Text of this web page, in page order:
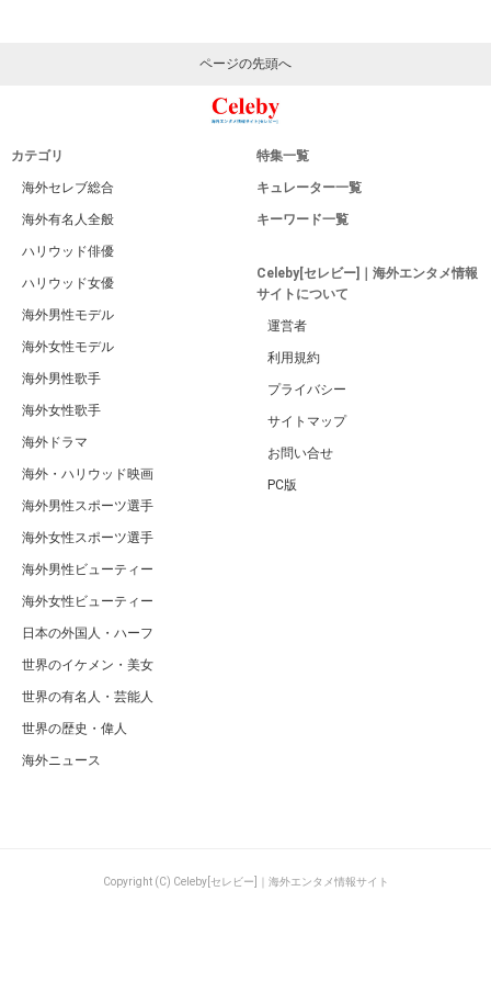
ページの先頭へ
カテゴリ
海外セレブ総合
海外有名人全般
ハリウッド俳優
ハリウッド女優
海外男性モデル
海外女性モデル
海外男性歌手
海外女性歌手
海外ドラマ
海外・ハリウッド映画
海外男性スポーツ選手
海外女性スポーツ選手
海外男性ビューティー
海外女性ビューティー
日本の外国人・ハーフ
世界のイケメン・美女
世界の有名人・芸能人
世界の歴史・偉人
海外ニュース
特集一覧
キュレーター一覧
キーワード一覧
Celeby[セレビー]｜海外エンタメ情報
サイトについて
運営者
利用規約
プライバシー
サイトマップ
お問い合せ
PC版
Copyright (C) Celeby[セレビー]｜海外エンタメ情報サイト